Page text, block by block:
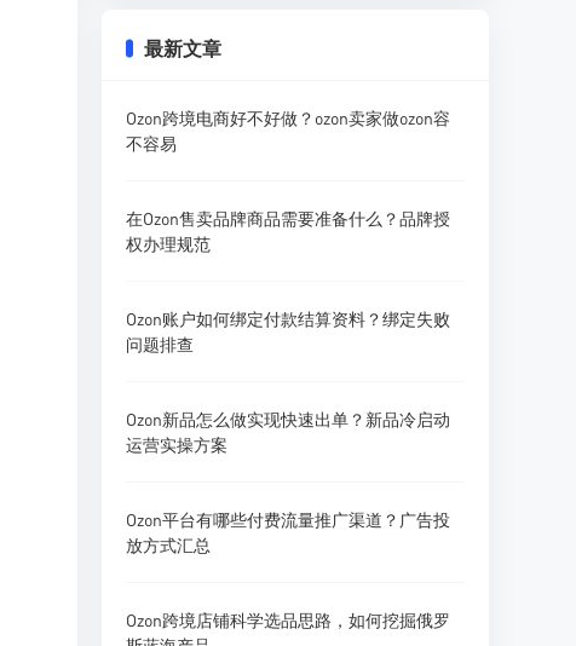
最新文章
Ozon跨境电商好不好做？ozon卖家做ozon容
不容易
在Ozon售卖品牌商品需要准备什么？品牌授
权办理规范
Ozon账户如何绑定付款结算资料？绑定失败
问题排查
Ozon新品怎么做实现快速出单？新品冷启动
运营实操方案
Ozon平台有哪些付费流量推广渠道？广告投
放方式汇总
Ozon跨境店铺科学选品思路，如何挖掘俄罗